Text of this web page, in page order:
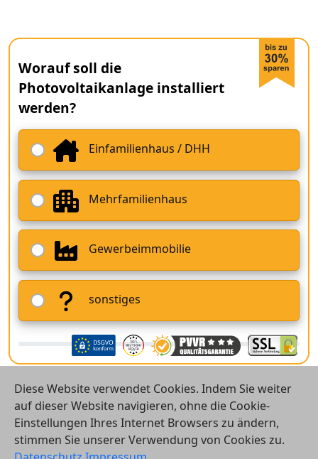
Worauf soll die
Photovoltaikanlage installiert
werden?
Einfamilienhaus / DHH
Mehrfamilienhaus
Gewerbeimmobilie
sonstiges
© 2026 Vergleichsrechner24 GmbH
Diese Website verwendet Cookies. Indem Sie weiter
auf dieser Website navigieren, ohne die Cookie-
Einstellungen Ihres Internet Browsers zu ändern,
stimmen Sie unserer Verwendung von Cookies zu.